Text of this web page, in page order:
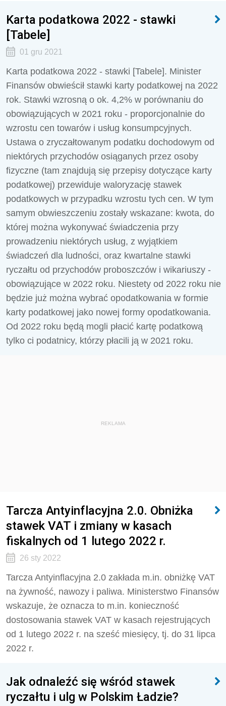
Karta podatkowa 2022 - stawki
[Tabele]
01 gru 2021
Karta podatkowa 2022 - stawki [Tabele]. Minister
Finansów obwieścił stawki karty podatkowej na 2022
rok. Stawki wzrosną o ok. 4,2% w porównaniu do
obowiązujących w 2021 roku - proporcjonalnie do
wzrostu cen towarów i usług konsumpcyjnych.
Ustawa o zryczałtowanym podatku dochodowym od
niektórych przychodów osiąganych przez osoby
fizyczne (tam znajdują się przepisy dotyczące karty
podatkowej) przewiduje waloryzację stawek
podatkowych w przypadku wzrostu tych cen. W tym
samym obwieszczeniu zostały wskazane: kwota, do
której można wykonywać świadczenia przy
prowadzeniu niektórych usług, z wyjątkiem
świadczeń dla ludności, oraz kwartalne stawki
ryczałtu od przychodów proboszczów i wikariuszy -
obowiązujące w 2022 roku. Niestety od 2022 roku nie
będzie już można wybrać opodatkowania w formie
karty podatkowej jako nowej formy opodatkowania.
Od 2022 roku będą mogli płacić kartę podatkową
tylko ci podatnicy, którzy płacili ją w 2021 roku.
REKLAMA
Tarcza Antyinflacyjna 2.0. Obniżka
stawek VAT i zmiany w kasach
fiskalnych od 1 lutego 2022 r.
26 sty 2022
Tarcza Antyinflacyjna 2.0 zakłada m.in. obniżkę VAT
na żywność, nawozy i paliwa. Ministerstwo Finansów
wskazuje, że oznacza to m.in. konieczność
dostosowania stawek VAT w kasach rejestrujących
od 1 lutego 2022 r. na sześć miesięcy, tj. do 31 lipca
2022 r.
Jak odnaleźć się wśród stawek
ryczałtu i ulg w Polskim Ładzie?